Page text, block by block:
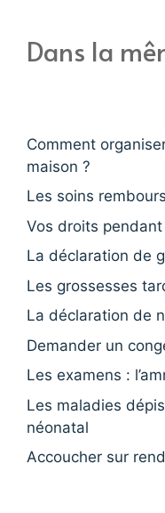
Dans la
Comment
maison ?
Les soins
Vos droits
La déclaration de
Les grossesses
La déclaration de
Demander un
Les examens :
Les maladies
néonatal
Accoucher sur